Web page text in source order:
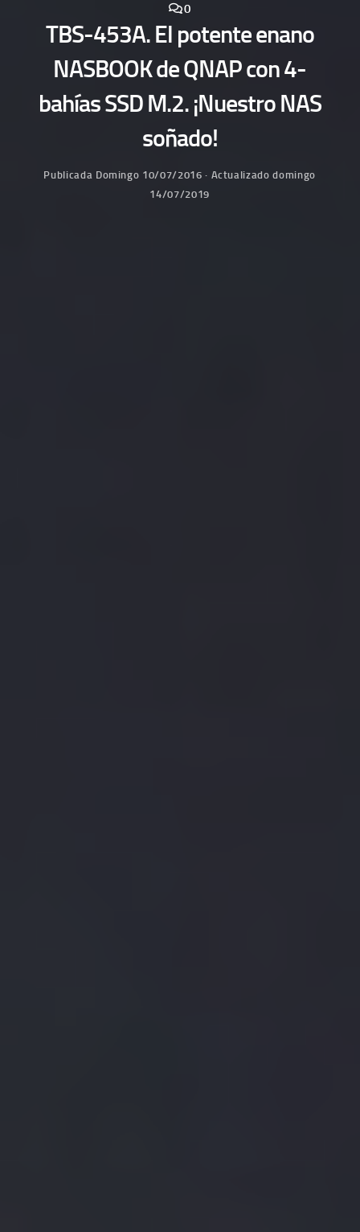
0
TBS-453A. El potente enano
NASBOOK de QNAP con 4-
bahías SSD M.2. ¡Nuestro NAS
soñado!
Publicada Domingo 10/07/2016 · Actualizadodomingo
14/07/2019